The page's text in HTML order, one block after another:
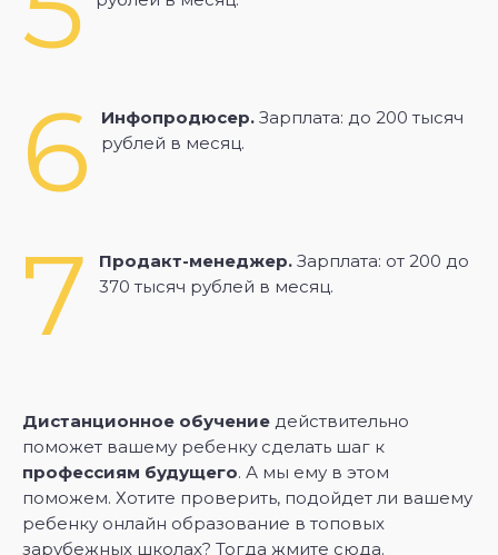
6 Инфопродюсер. Зарплата: до 200 тысяч
рублей в месяц.
7 Продакт-менеджер. Зарплата: от 200 до
370 тысяч рублей в месяц.
Дистанционное обучение действительно
поможет вашему ребенку сделать шаг к
профессиям будущего. А мы ему в этом
поможем. Хотите проверить, подойдет ли вашему
ребенку онлайн образование в топовых
зарубежных школах? Тогда жмите сюда.